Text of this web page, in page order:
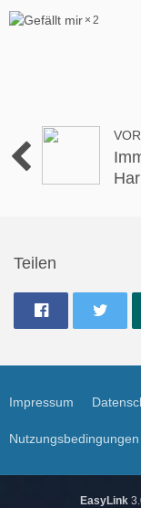
2
Teilen
Impressum
Nutzungsbedingungen
EasyLink